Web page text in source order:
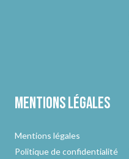
Mentions légales
Mentions légales
Politique de confidentialité